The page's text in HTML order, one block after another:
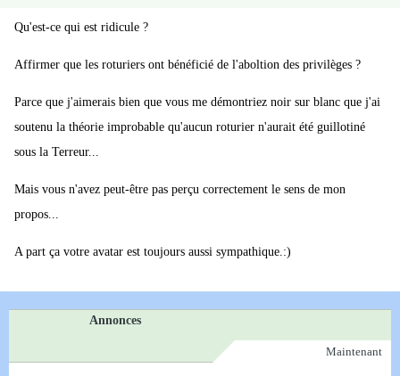
Qu'est-ce qui est ridicule ?
Affirmer que les roturiers ont bénéficié de l'aboltion des privilèges ?
Parce que j'aimerais bien que vous me démontriez noir sur blanc que j'ai
soutenu la théorie improbable qu'aucun roturier n'aurait été guillotiné
sous la Terreur...
Mais vous n'avez peut-être pas perçu correctement le sens de mon
propos...
A part ça votre avatar est toujours aussi sympathique.:)
Annonces
Maintenant